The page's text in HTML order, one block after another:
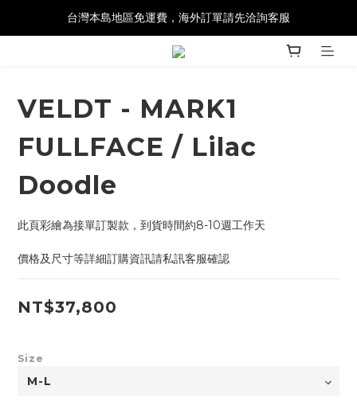
台灣本島地區免運費，海外訂單請先洽詢客服
VELDT - MARK1
FULLFACE / Lilac
Doodle
此頁彩繪為接單訂製款，到貨時間約8-10週工作天
價格及尺寸等詳細訂購資訊請私訊客服確認
NT$37,800
Size